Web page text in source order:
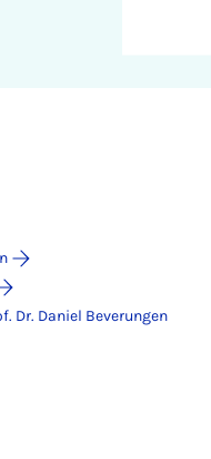
Dr. Daniel Beverungen